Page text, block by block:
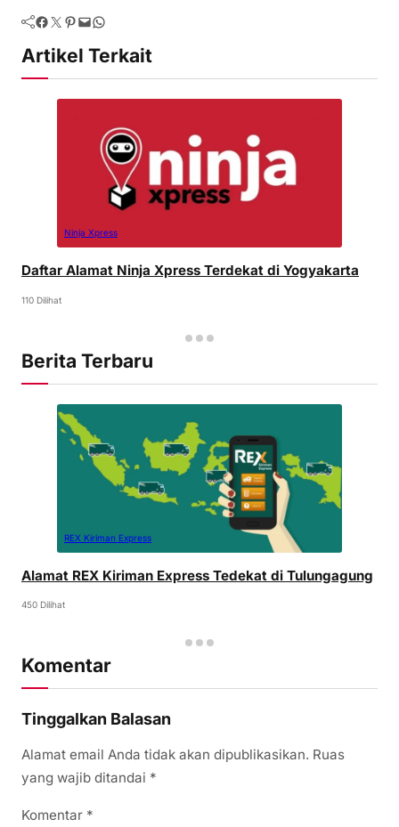
Artikel Terkait
Ninja Xpress
Daftar Alamat Ninja Xpress Terdekat di Yogyakarta
110 Dilihat
Berita Terbaru
REX Kiriman Express
Alamat REX Kiriman Express Tedekat di Tulungagung
450 Dilihat
Komentar
Tinggalkan Balasan
Alamat email Anda tidak akan dipublikasikan. Ruas
yang wajib ditandai *
Komentar *